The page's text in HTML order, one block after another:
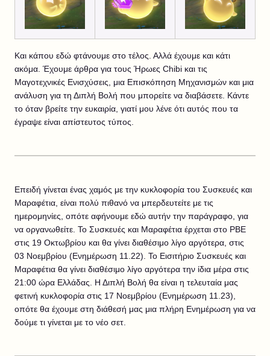
Και κάπου εδώ φτάνουμε στο τέλος. Αλλά έχουμε και κάτι
ακόμα. Έχουμε άρθρα για τους Ήρωες Chibi και τις
Μαγοτεχνικές Ενισχύσεις, μια Επισκόπηση Μηχανισμών και μια
ανάλυση για τη Διπλή Βολή που μπορείτε να διαβάσετε. Κάντε
το όταν βρείτε την ευκαιρία, γιατί μου λένε ότι αυτός που τα
έγραψε είναι απίστευτος τύπος.
Επειδή γίνεται ένας χαμός με την κυκλοφορία του Συσκευές και
Μαραφέτια, είναι πολύ πιθανό να μπερδευτείτε με τις
ημερομηνίες, οπότε αφήνουμε εδώ αυτήν την παράγραφο, για
να οργανωθείτε. Το Συσκευές και Μαραφέτια έρχεται στο PBE
στις 19 Οκτωβρίου και θα γίνει διαθέσιμο λίγο αργότερα, στις
03 Νοεμβρίου (Ενημέρωση 11.22). Το Εισιτήριο Συσκευές και
Μαραφέτια θα γίνει διαθέσιμο λίγο αργότερα την ίδια μέρα στις
21:00 ώρα Ελλάδας. Η Διπλή Βολή θα είναι η τελευταία μας
φετινή κυκλοφορία στις 17 Νοεμβρίου (Ενημέρωση 11.23),
οπότε θα έχουμε στη διάθεσή μας μια πλήρη Ενημέρωση για να
δούμε τι γίνεται με το νέο σετ.